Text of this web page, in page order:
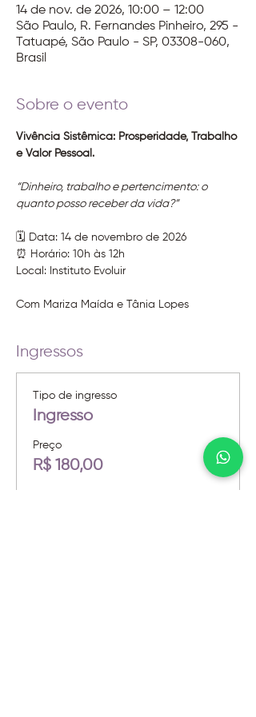
14 de nov. de 2026, 10:00 – 12:00
São Paulo, R. Fernandes Pinheiro, 295 -
Tatuapé, São Paulo - SP, 03308-060,
Brasil
Sobre o evento
Vivência Sistêmica: Prosperidade, Trabalho
e Valor Pessoal.
“Dinheiro, trabalho e pertencimento: o
quanto posso receber da vida?”
🗓️ Data: 14 de novembro de 2026
⏰ Horário: 10h às 12h
Local: Instituto Evoluir
Com Mariza Maída e Tânia Lopes
Ingressos
Tipo de ingresso
Ingresso
Preço
R$ 180,00